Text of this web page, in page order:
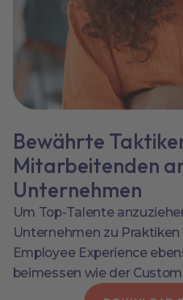
Bewährte
Mitarbeitenden
Unternehmen
Um Top-Talente
Unternehmen zu
Employee Experience
beimessen wie der